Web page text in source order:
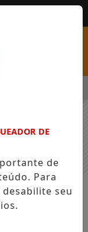
QUE CHEGAM
e
DE
de
Para
seu